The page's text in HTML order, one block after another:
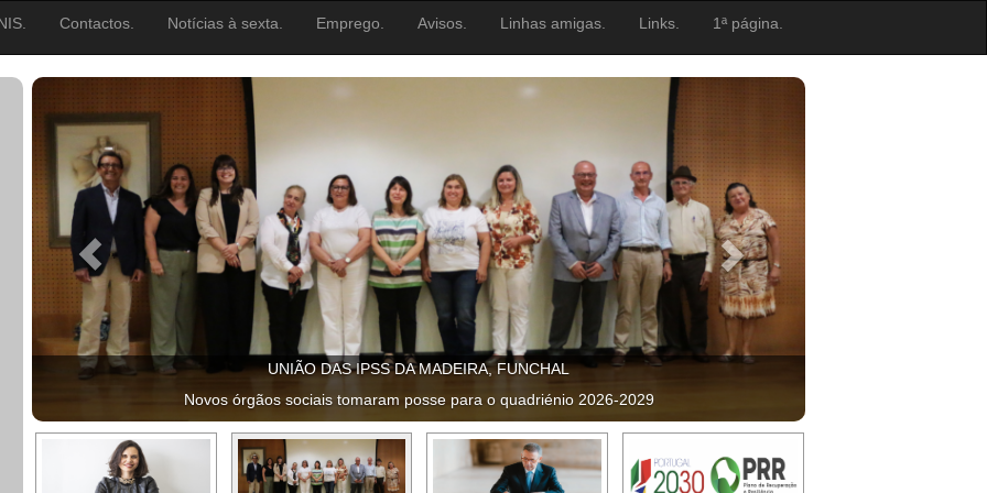
Contactos. Notícias à sexta. Emprego. Avisos. Linhas amigas. Links. 1ª página.
UNIÃO DAS IPSS DA MADEIRA, FUNCHAL
Novos órgãos sociais tomaram posse para o quadriénio 2026-2029